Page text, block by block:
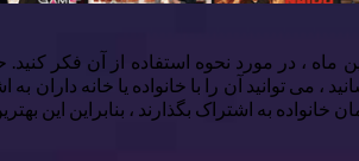
به اشتراک بگذارند ، بنابراین این